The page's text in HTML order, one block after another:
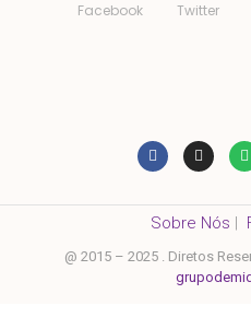
Facebook Twitter
Sobre Nós |
@ 2015 – 2025 . Diretos